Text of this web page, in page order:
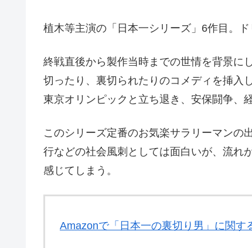
植木等主演の「日本一シリーズ」6作目。
終戦直後から製作当時までの世情を背景に
切ったり、裏切られたりのコメディを挿入
東京オリンピックと立ち退き、安保闘争、
このシリーズ定番のお気楽サラリーマンの
行などの社会風刺としては面白いが、流れ
感じてしまう。
Amazonで「日本一の裏切り男」に関す